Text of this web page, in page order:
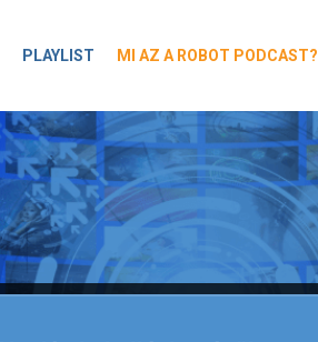
PLAYLIST MI AZ A ROBOT PODCAST?